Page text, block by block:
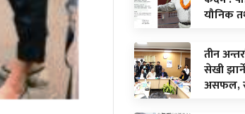
यौनिक
तीन
सेखी
असफल,